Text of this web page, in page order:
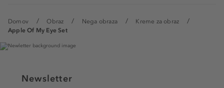
Domov Obraz Nega obraza
Kreme za obraz
Apple Of My Eye Set
Newsletter